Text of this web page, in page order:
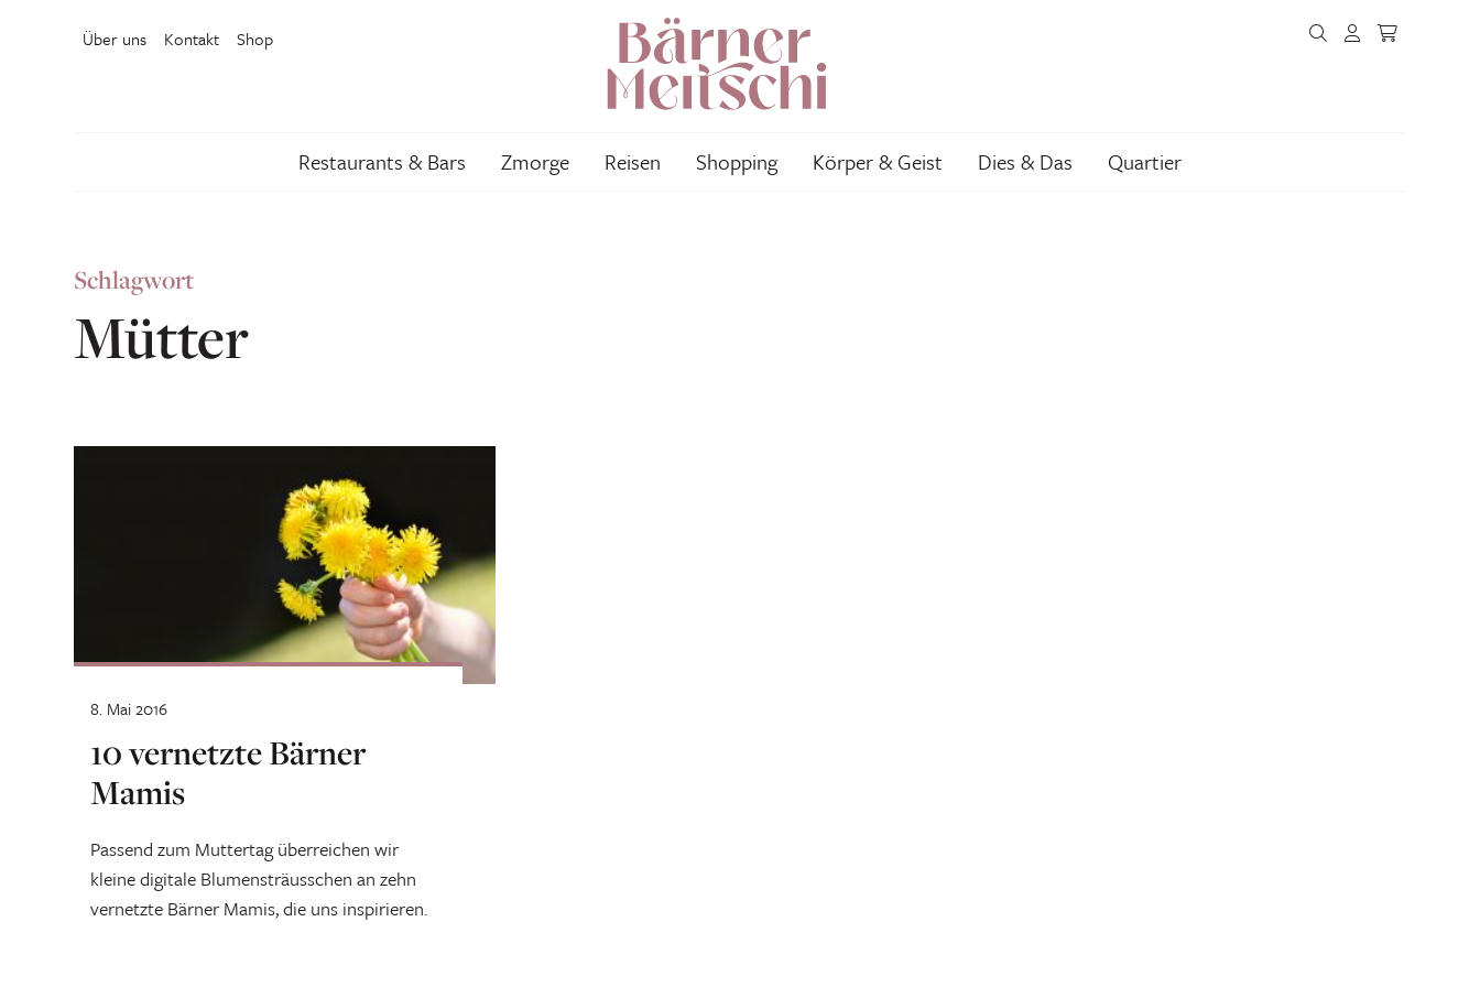
Über uns Kontakt Shop
Restaurants & Bars Zmorge Reisen Shopping Körper & Geist Dies & Das Quartier
Schlagwort
Mütter
10 vernetzte Bärner
Mamis
Passend zum Muttertag überreichen wir
kleine digitale Blumensträusschen an zehn
vernetzte Bärner Mamis, die uns inspirieren.
8. Mai 2016